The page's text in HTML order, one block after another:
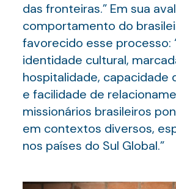
das fronteiras.” Em sua
comportamento do
favorecido esse processo:
identidade cultural,
hospitalidade, capacidade
e facilidade de
missionários brasileiros
em contextos diversos,
nos países do Sul Global.”